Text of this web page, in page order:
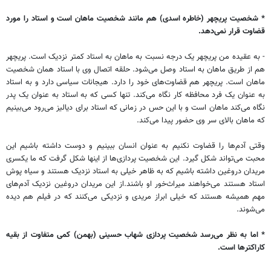
* شخصیت پریچهر (خاطره اسدی) هم مانند شخصیت ماهان است و استاد را مورد
قضاوت قرار نمی‌دهد.
- به عقیده من پریچهر یک درجه نسبت به ماهان به استاد کمتر نزدیک است. پریچهر
هم از طریق ماهان به استاد وصل می‌شود. حلقه اتصال وی با استاد همان شخصیت
ماهان است. پریچهر هم قضاوت‌های خود را دارد. هیجانات سیاسی دارد و به استاد
به عنوان یک فرد محافظه کار نگاه می‌کند. تنها کسی که به استاد به عنوان یک پدر
نگاه می‌کند ماهان است و با این حس در زمانی که استاد برای دیالیز می‌رود می‌بینیم
که ماهان بالای سر وی حضور پیدا می‌کند.
وقتی آدم‌ها را قضاوت نکنیم به عنوان انسان ببینیم و دوست داشته باشیم این
محبت می‌تواند شکل گیرد. این شخصیت پردازی‌ها از اینها شکل گرفت که ما یکسری
مریدان دروغین داشته باشیم که به ظاهر خیلی به استاد نزدیک هستند و سیاه پوش
استاد هستند می‌خواهند میراث‌خور او باشند.از این مریدان دروغین نزدیک آدم‌های
مهم همیشه هستند که خیلی ابراز مریدی و نزدیکی می‌کنند که در فیلم‌ هم دیده
می‌شوند.
* اما به نظر می‌رسد شخصیت پردازی شهاب حسینی (بهمن) کمی متفاوت از بقیه
کاراکترها است.